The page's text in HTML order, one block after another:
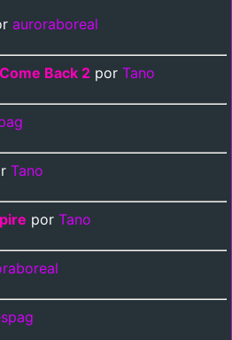
auroraboreal
Back 2 por Tano
Tano
por Tano